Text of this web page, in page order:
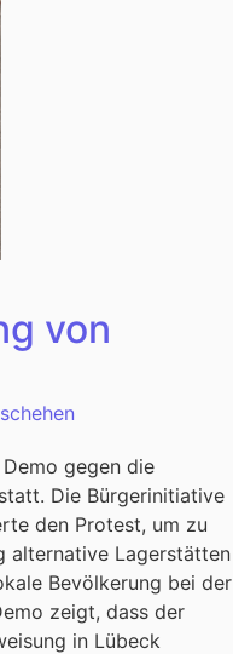
von
gegen die
Die Bürgerinitiative
den Protest, um zu
alternative Lagerstätten
Bevölkerung bei der
zeigt, dass der
in Lübeck